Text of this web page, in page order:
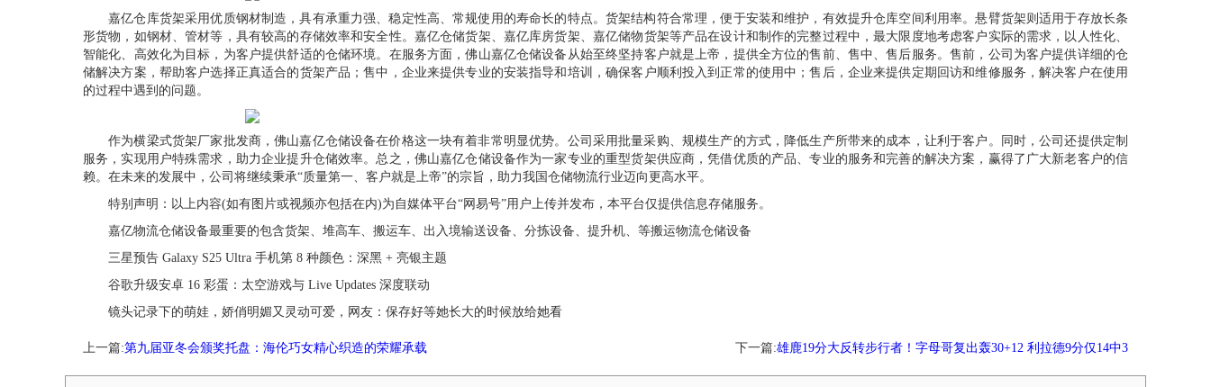
嘉亿仓库货架采用优质钢材制造，具有承重力强、稳定性高、常规使用的寿命长的特点。货架结构符合常理，便于安装和维护，有效提升仓库空间利用率。悬臂货架则适用于存放长条
形货物，如钢材、管材等，具有较高的存储效率和安全性。嘉亿仓储货架、嘉亿库房货架、嘉亿储物货架等产品在设计和制作的完整过程中，最大限度地考虑客户实际的需求，以人性化、
智能化、高效化为目标，为客户提供舒适的仓储环境。在服务方面，佛山嘉亿仓储设备从始至终坚持客户就是上帝，提供全方位的售前、售中、售后服务。售前，公司为客户提供详细的仓
储解决方案，帮助客户选择正真适合的货架产品；售中，企业来提供专业的安装指导和培训，确保客户顺利投入到正常的使用中；售后，企业来提供定期回访和维修服务，解决客户在使用
的过程中遇到的问题。
作为横梁式货架厂家批发商，佛山嘉亿仓储设备在价格这一块有着非常明显优势。公司采用批量采购、规模生产的方式，降低生产所带来的成本，让利于客户。同时，公司还提供定制
服务，实现用户特殊需求，助力企业提升仓储效率。总之，佛山嘉亿仓储设备作为一家专业的重型货架供应商，凭借优质的产品、专业的服务和完善的解决方案，赢得了广大新老客户的信
赖。在未来的发展中，公司将继续秉承“质量第一、客户就是上帝”的宗旨，助力我国仓储物流行业迈向更高水平。
特别声明：以上内容(如有图片或视频亦包括在内)为自媒体平台“网易号”用户上传并发布，本平台仅提供信息存储服务。
嘉亿物流仓储设备最重要的包含货架、堆高车、搬运车、出入境输送设备、分拣设备、提升机、等搬运物流仓储设备
三星预告 Galaxy S25 Ultra 手机第 8 种颜色：深黑 + 亮银主题
谷歌升级安卓 16 彩蛋：太空游戏与 Live Updates 深度联动
镜头记录下的萌娃，娇俏明媚又灵动可爱，网友：保存好等她长大的时候放给她看
上一篇:第九届亚冬会颁奖托盘：海伦巧女精心织造的荣耀承载 下一篇:雄鹿19分大反转步行者！字母哥复出轰30+12 利拉德9分仅14中3